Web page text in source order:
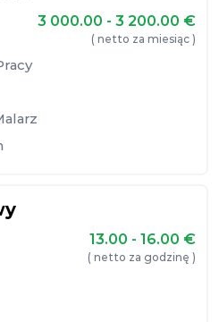
3 000.00 - 3 200.00 €
( netto za miesiąc )
13.00 - 16.00 €
( netto za godzinę )